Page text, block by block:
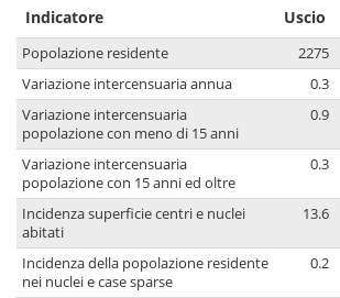
Indicatore Uscio
Popolazione residente 2275
Variazione intercensuaria annua
0.3
Variazione intercensuaria
popolazione con meno di 15 anni
0.9
Variazione intercensuaria
popolazione con 15 anni ed oltre
0.3
Incidenza superficie centri e nuclei
abitati
13.6
Incidenza della popolazione residente
nei nuclei e case sparse
0.2